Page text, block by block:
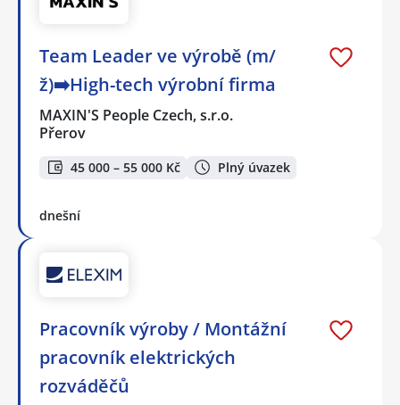
Team Leader ve výrobě (m/
ž)➡️High-tech výrobní firma
MAXIN'S People Czech, s.r.o.
Přerov
45 000 – 55 000 Kč Plný úvazek
dnešní
Pracovník výroby / Montážní
pracovník elektrických
rozváděčů